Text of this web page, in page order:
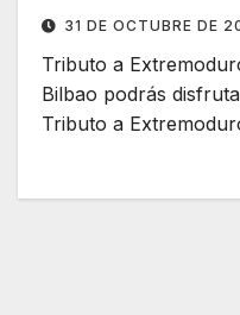
31 DE OCTUBRE DE
Tributo a
Bilbao podrás
Tributo a